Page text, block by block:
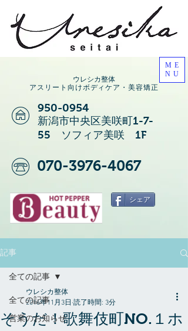
ウレシカ整体
アスリート向けボディケア・美容矯正
ME
NU
950-0954
新潟市中央区美咲町1-7-
55 ソフィア美咲 1F
070-3976-4067
シェア
記事
全ての記事
営業のお知らせ
全ての記事
そうだ！歌舞伎町NO.１ホ
ウレシカ整体
2016年11月3日 読了時間: 3分